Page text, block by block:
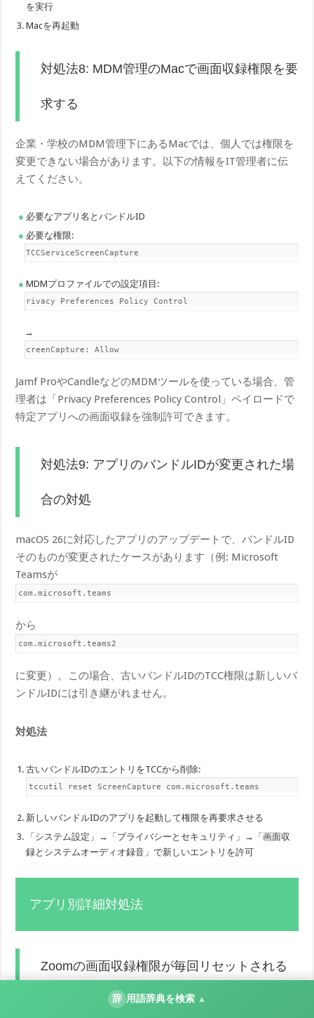
を実行
Macを再起動
対処法8: MDM管理のMacで画面収録権限を要
求する
企業・学校のMDM管理下にあるMacでは、個人では権限を
変更できない場合があります。以下の情報をIT管理者に伝
えてください。
必要なアプリ名とバンドルID
必要な権限:
kTCCServiceScreenCapture
MDMプロファイルでの設定項目:
Privacy Preferences Policy Control
→
ScreenCapture: Allow
Jamf ProやCandleなどのMDMツールを使っている場合、管
理者は「Privacy Preferences Policy Control」ペイロードで
特定アプリへの画面収録を強制許可できます。
対処法9: アプリのバンドルIDが変更された場
合の対処
macOS 26に対応したアプリのアップデートで、バンドルID
そのものが変更されたケースがあります（例: Microsoft
Teamsが
com.microsoft.teams
から
com.microsoft.teams2
に変更）。この場合、古いバンドルIDのTCC権限は新しいバ
ンドルIDには引き継がれません。
対処法
古いバンドルIDのエントリをTCCから削除:
tccutil reset ScreenCapture com.microsoft.teams
新しいバンドルIDのアプリを起動して権限を再要求させる
「システム設定」→「プライバシーとセキュリティ」→「画面収
録とシステムオーディオ録音」で新しいエントリを許可
アプリ別詳細対処法
Zoomの画面収録権限が毎回リセットされる
辞 用語辞典を検索 ▲